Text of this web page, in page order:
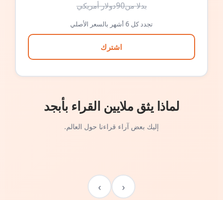
بدلا من90دولار أمريكي
تجدد كل 6 أشهر بالسعر الأصلي
اشترك
لماذا يثق ملايين القراء بأبجد
إليك بعض آراء قراءنا حول العالم.
‹
›